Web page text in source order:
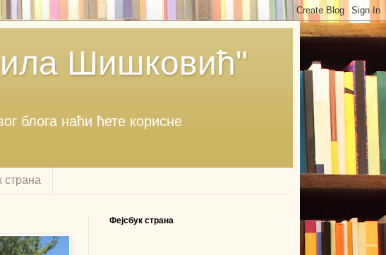
Шишковић"
блога наћи ћете корисне
страна
Фејсбук страна